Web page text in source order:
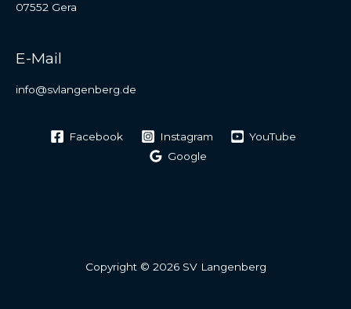
07552 Gera
E-Mail
info@svlangenberg.de
Facebook Instagram
YouTube
Google
Copyright © 2026 SV Langenberg